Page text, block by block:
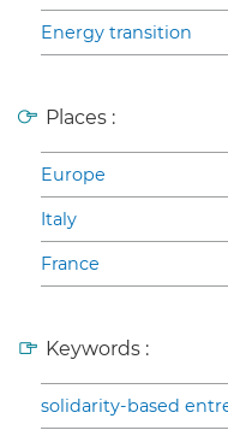
Energy transition
Places :
Europe
Italy
France
Keywords :
solidarity-based